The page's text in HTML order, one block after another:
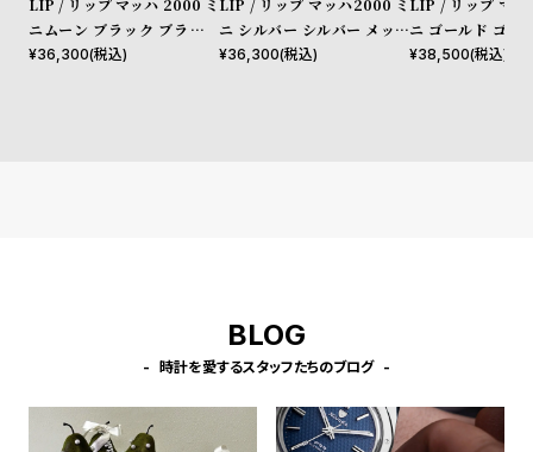
o
p
LIP / リップ マッハ 2000 ミ
ニムーン ブラック ブラック
メッシュ
¥36,300(税込)
LIP / リップ マッハ2000 ミ
ニ シルバー シルバー メッシ
ュ
¥36,300(税込)
LIP / リップ マ
ニ ゴールド ゴー
ュ
¥38,500(税込)
BLOG
時計を愛するスタッフたちのブログ